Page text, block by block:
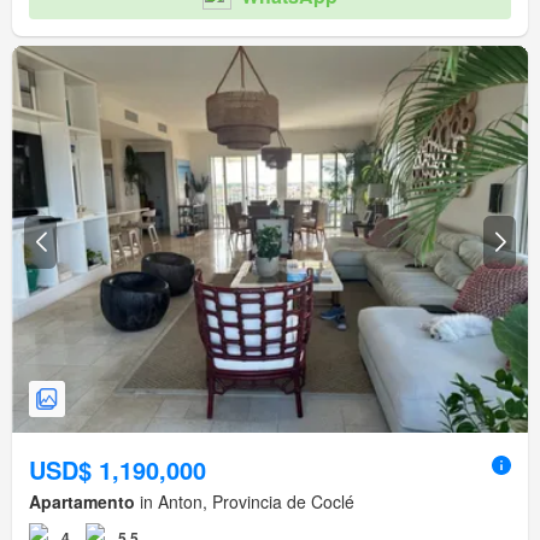
USD$ 1,190,000
Apartamento in Anton, Provincia de Coclé